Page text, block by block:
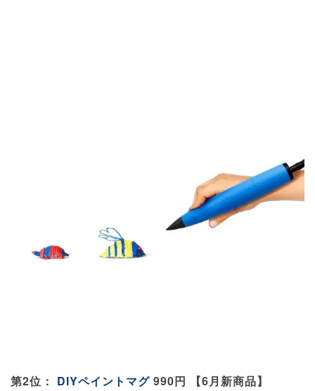
第2位： DIYペイントマグ 990円 【6月新商品】